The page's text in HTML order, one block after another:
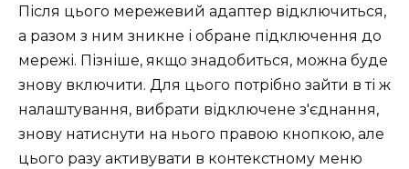
Після цього мережевий адаптер відключиться,
а разом з ним зникне і обране підключення до
мережі. Пізніше, якщо знадобиться, можна буде
знову включити. Для цього потрібно зайти в ті ж
налаштування, вибрати відключене з'єднання,
знову натиснути на нього правою кнопкою, але
цього разу активувати в контекстному меню